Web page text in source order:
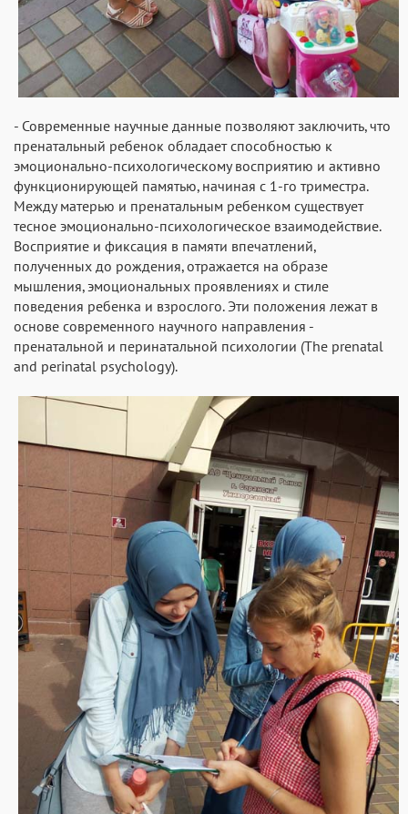
- Современные научные данные позволяют заключить, что
пренатальный ребенок обладает способностью к
эмоционально-психологическому восприятию и активно
функционирующей памятью, начиная с 1-го триместра.
Между матерью и пренатальным ребенком существует
тесное эмоционально-психологическое взаимодействие.
Восприятие и фиксация в памяти впечатлений,
полученных до рождения, отражается на образе
мышления, эмоциональных проявлениях и стиле
поведения ребенка и взрослого. Эти положения лежат в
основе современного научного направления -
пренатальной и перинатальной психологии (The prenatal
and perinatal psychology).